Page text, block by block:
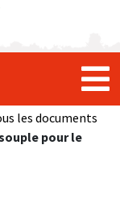
les documents
pour le